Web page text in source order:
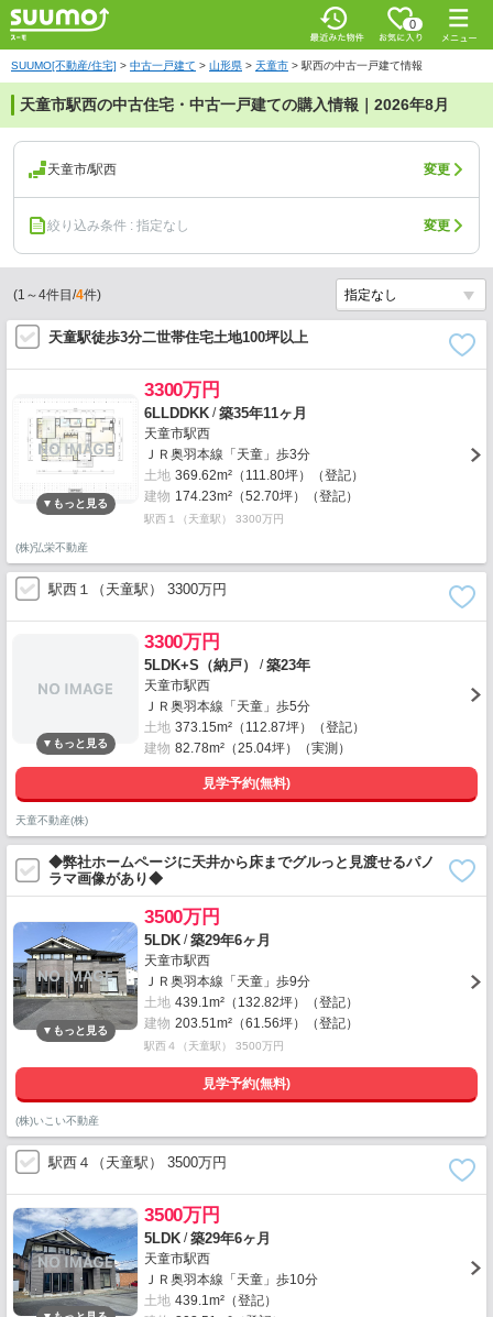
0
SUUMO[不動産/住宅] > 中古一戸建て > 山形県 > 天童市 > 駅西の中古一戸建て情報
天童市駅西の中古住宅・中古一戸建ての購入情報｜2026年8月
天童市/駅西 変更
絞り込み条件 : 指定なし 変更
(1 ～4件目/4件)
天童駅徒歩3分二世帯住宅土地100坪以上
3300万円
6LLDDKK /築35年11ヶ月
天童市駅西
ＪＲ奥羽本線「天童」歩3分
土地 369.62m²（111.80坪）（登記）
建物 174.23m²（52.70坪）（登記）
駅西１（天童駅） 3300万円
(株)弘栄不動産
駅西１（天童駅） 3300万円
3300万円
5LDK+S（納戸） /築23年
天童市駅西
ＪＲ奥羽本線「天童」歩5分
土地 373.15m²（112.87坪）（登記）
建物 82.78m²（25.04坪）（実測）
見学予約(無料)
天童不動産(株)
◆弊社ホームページに天井から床までグルっと見渡せるパノ
ラマ画像があり◆
3500万円
5LDK /築29年6ヶ月
天童市駅西
ＪＲ奥羽本線「天童」歩9分
土地 439.1m²（132.82坪）（登記）
建物 203.51m²（61.56坪）（登記）
駅西４（天童駅） 3500万円
見学予約(無料)
(株)いこい不動産
駅西４（天童駅） 3500万円
3500万円
5LDK /築29年6ヶ月
天童市駅西
ＪＲ奥羽本線「天童」歩10分
土地 439.1m²（登記）